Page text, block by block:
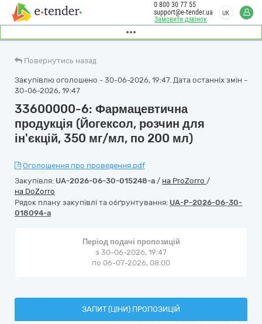
Замовити дзвінок
0 800 30 77 55
support@e-tender.ua
UK
Повернутись назад
Закупівлю оголошено - 30-06-2026, 19:47. Дата останніх змін -
30-06-2026, 19:47
33600000-6: Фармацевтична
продукція (Йогексол, розчин для
ін'єкцій, 350 мг/мл, по 200 мл)
Оголошення про проведення.pdf
Закупівля: UA-2026-06-30-015248-a / на ProZorro /
на DoZorro
Рядок плану закупівлі та обґрунтування: UA-P-2026-06-30-
018094-a
Період подачі пропозицій
з 30-06-2026, 19:47
по 06-07-2026, 08:00
ЗАПИТ (ЦІНИ) ПРОПОЗИЦІЙ